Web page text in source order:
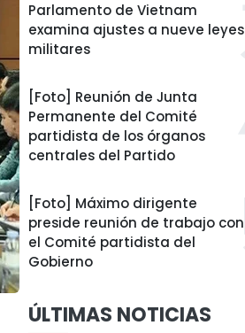
Parlamento de Vietnam
examina ajustes a nueve leyes
militares
[Foto] Reunión de Junta
Permanente del Comité
partidista de los órganos
centrales del Partido
[Foto] Máximo dirigente
preside reunión de trabajo con
el Comité partidista del
Gobierno
ÚLTIMAS NOTICIAS